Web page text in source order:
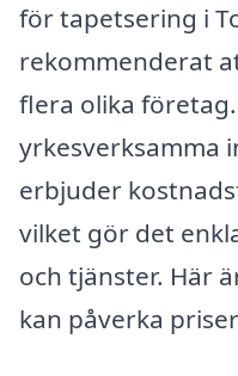
för tapetsering i
rekommenderat
flera olika
yrkesverksamma
erbjuder
vilket gör det
och tjänster. Här
kan påverka